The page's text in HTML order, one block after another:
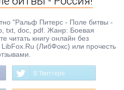
"Ральф Питерс - Поле битвы -
txt, doc, pdf. Жанр: Боевая
читать книгу онлайн без
(ЛибФокс) или прочесть
В Твиттере